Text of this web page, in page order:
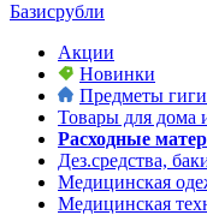
Базисрубли
Акции
Новинки
Предметы
Товары для дома
Расходные
Дез.средства,
Медицинская
Медицинская